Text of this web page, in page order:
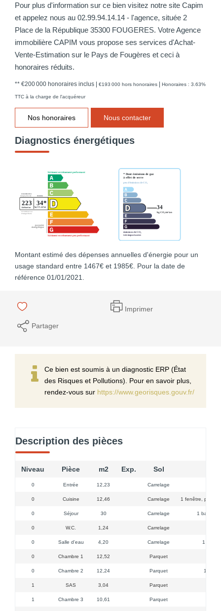
Pour plus d'information sur ce bien visitez notre site Capim
et appelez nous au 02.99.94.14.14 - l'agence, située 2
Place de la République 35300 FOUGERES. Votre Agence
immobilière CAPIM vous propose ses services d'Achat-
Vente-Estimation sur le Pays de Fougères et ceci à
honoraires réduits.
** €200 000 honoraires inclus | €193 000 hors honoraires | Honoraires : 3.63%
TTC à la charge de l'acquéreur
Nos honoraires Nous contacter
Diagnostics énergétiques
Montant estimé des dépenses annuelles d'énergie pour un
usage standard entre 1467€ et 1985€. Pour la date de
référence 01/01/2021.
Imprimer
Partager
Ce bien est soumis à un diagnostic ERP (État
des Risques et Pollutions). Pour en savoir plus,
rendez-vous sur https://www.georisques.gouv.fr/
Description des pièces
Niveau Pièce m2 Exp. Sol
0 Entrée 12,23 Carrelage
0 Cuisine 12,46 Carrelage 1 fenêtre,
0 Séjour 30 Carrelage 1 baie
0 W.C. 1,24 Carrelage
0 Salle d'eau 4,20 Carrelage 1
0 Chambre 1 12,52 Parquet
0 Chambre 2 12,24 Parquet 1
1 SAS 3,04 Parquet
1 Chambre 3 10,61 Parquet